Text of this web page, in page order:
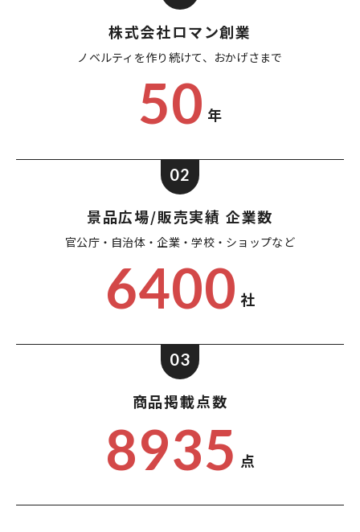
株式会社ロマン創業
ノベルティを作り続けて、 おかげさまで
50 年
02
景品広場/販売実績 企業数
官公庁・自治体・企業・学校・ショップなど
6400 社
03
商品掲載点数
8935 点